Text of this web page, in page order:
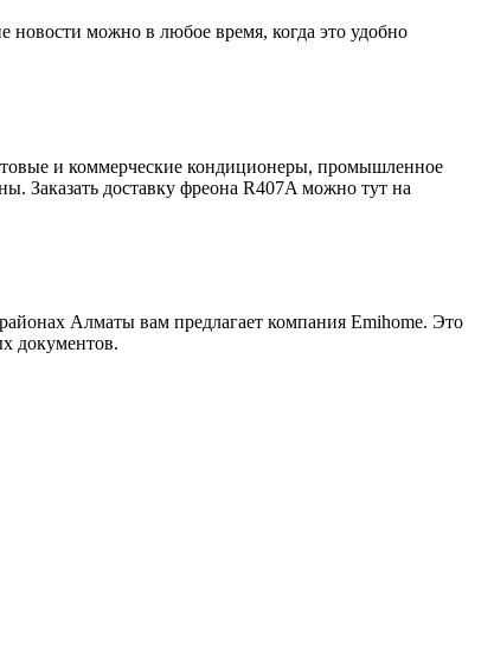
новости можно в любое время, когда это удобно
и коммерческие кондиционеры, промышленное
Заказать доставку фреона R407A можно тут на
Алматы вам предлагает компания Emihome. Это
документов.